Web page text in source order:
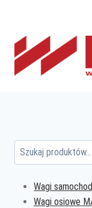
treści
Szukaj
Wagi
Wagi osiowe